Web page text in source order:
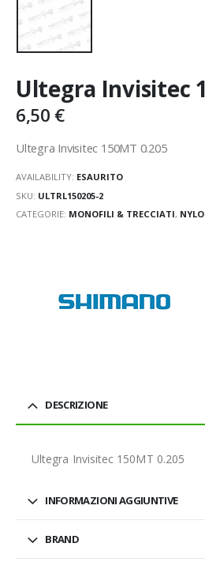
Ultegra Invisitec
6,50 €
Ultegra Invisitec 150MT 0.205
AVAILABILITY: ESAURITO
SKU: ULTRL150205-2
CATEGORIE: MONOFILI & TRECCIATI,
DESCRIZIONE
Ultegra Invisitec 150MT 0.205
INFORMAZIONI AGGIUNTIVE
BRAND